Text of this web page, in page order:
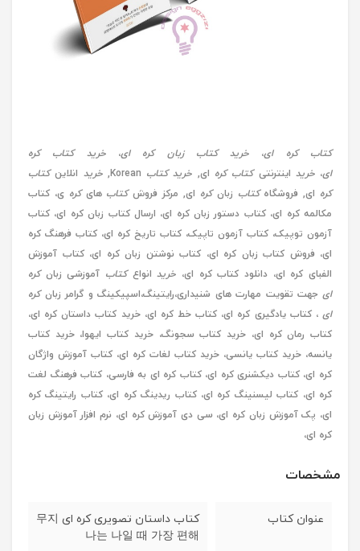
کتاب کره ای، خرید کتاب زبان کره ای،
خرید کتاب کره
ای، خرید اینترنتی کتاب کره ای, خرید کتاب Korean, خرید انلاین کتاب
کره ای, فروشگاه کتاب زبان کره ای, مرکز فروش کتاب های کره ی، کتاب
مکالمه کره ای، کتاب دستور زبان کره ای، ارسال کتاب زبان کره ای، کتاب
آزمون توپیک، کتاب آزمون تاپیک، کتاب تاریخ کره ای، کتاب فرهنگ کره
ای، فروش کتاب زبان کره ای، کتاب نوشتن زبان کره ای، کتاب آموزش
الفبای کره ای، دانلود کتاب کره ای، خرید انواع کتاب آموزشی زبان کره
ای جهت تقویت مهارت های شنیداری،رایتینگ،اسپیکینگ و گرامر زبان کره
ای ، کتاب یادگیری کره ای، کتاب خط کره ای، خرید کتاب داستان کره ای،
کتاب رمان کره ای، خرید کتاب سجونگ، خرید کتاب ایهوا، خرید کتاب
یانسه، خرید کتاب یانسی، خرید کتاب لغات کره ای، کتاب آموزش واژگان
کره ای، کتاب دیکشنری کره ای، کتاب کره ای به فارسی، کتاب فرهنگ لغت
کره ای، کتاب لیسنینگ کره ای، کتاب ریدینگ کره ای، کتاب رایتینگ کره
ای، پک آموزش زبان کره ای، سی دی آموزش کره ای، نرم افزار آموزش زبان
کره ای،
مشخصات
عنوان کتاب
کتاب داستان تصویری کره ای 무지
나는 나일 때 가장 편해